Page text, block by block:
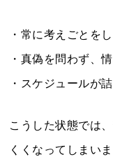
・常に考えごとを
・真偽を問わず、
・スケジュールが
こうした状態では
くくなってしまいま